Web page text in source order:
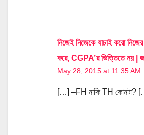
নিজেই নিজেকে যাচাই করো
করে, CGPA’র ভিত্তিতে নয় |
May 28, 2015 at 11:35 AM
[…] –FH নাকি TH কোনটা?